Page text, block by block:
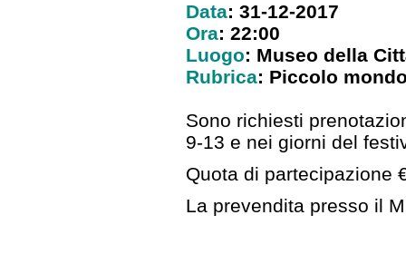
Data: 31-12-2017
Ora: 22:00
Luogo: Museo della
Rubrica: Piccolo
Sono richiesti
9-13 e nei giorni del
Quota di partecipazione
La prevendita presso il